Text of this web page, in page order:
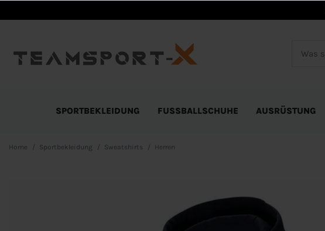
SPORTBEKLEIDUNG FUSSBALLSCHUHE AUSRÜSTUNG
Home Sportbekleidung Sweatshirts Herren